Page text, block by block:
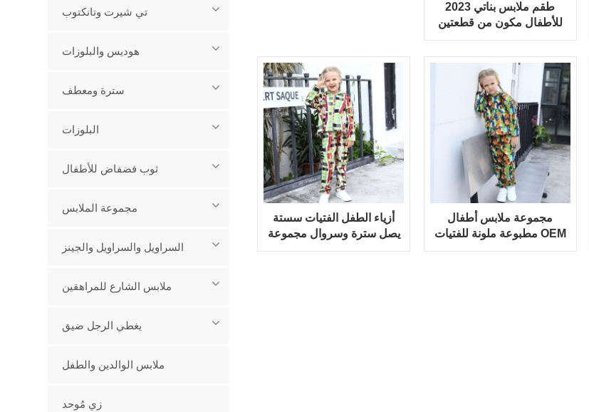
2023 طقم ملابس بناتي
للأطفال مكون من قطعتين
من السراويل النحيفة
المتطابقة
أزياء الطفل الفتيات سستة
يصل سترة وسروال مجموعة
الملابس
مجموعة ملابس أطفال
مطبوعة ملونة للفتيات OEM
مكونة من قطعتين
تي شيرت وتانكتوب
هوديس والبلوزات
سترة ومعطف
البلوزات
ثوب فضفاض للأطفال
مجموعة الملابس
السراويل والسراويل والجينز
ملابس الشارع للمراهقين
يغطي الرجل ضيق
ملابس الوالدين والطفل
زي مُوحد